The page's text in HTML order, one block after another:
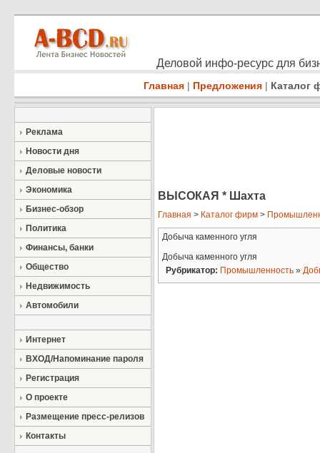
Деловой инфо-ресурс для
Главная | Предложения | Каталог
Реклама
Новости дня
Деловые новости
Экономика
Бизнес-обзор
Политика
Финансы, банки
Общество
Недвижимость
Автомобили
Интернет
ВХОД/Напоминание пароля
Регистрация
О проекте
Размещение пресс-релизов
Контакты
ВЫСОКАЯ * Шахта
Главная > Каталог фирм >
Добыча каменного угля
Добыча каменного угля
Рубрикатор: Промышленность »